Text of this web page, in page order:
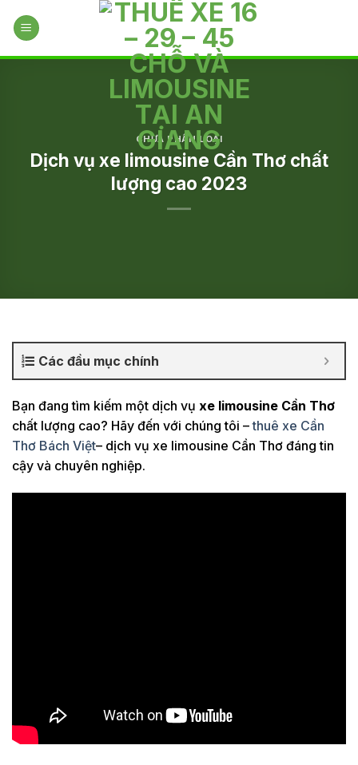
CHƯA PHÂN LOẠI
Dịch vụ xe limousine Cần Thơ chất
lượng cao 2023
Các đầu mục chính
Bạn đang tìm kiếm một dịch vụ xe limousine Cần Thơ
chất lượng cao? Hãy đến với chúng tôi –thuê xe Cần
Thơ Bách Việt– dịch vụ xe limousine Cần Thơ đáng tin
cậy và chuyên nghiệp.